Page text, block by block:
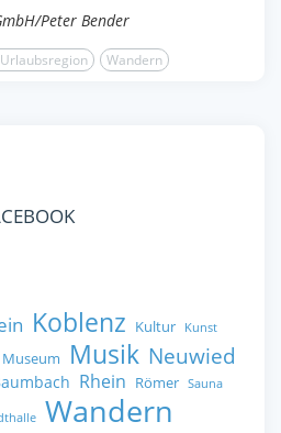
Peter Bender
Wandern
Koblenz Kultur Kunst
Museum Musik Neuwied
Rhein Römer Sauna
Wandern